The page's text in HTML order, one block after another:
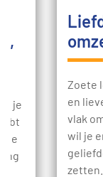
je
te
Zoete
en
vlak
wil je
zetten.